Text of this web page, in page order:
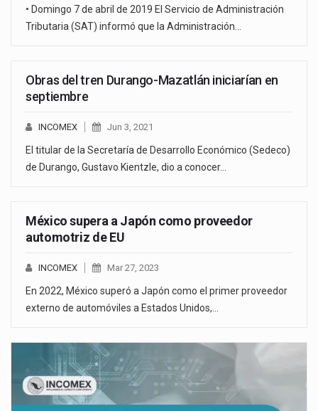
• Domingo 7 de abril de 2019 El Servicio de Administración
Tributaria (SAT) informó que la Administración…
Obras del tren Durango-Mazatlán iniciarían en
septiembre
INCOMEX Jun 3, 2021
El titular de la Secretaría de Desarrollo Económico (Sedeco)
de Durango, Gustavo Kientzle, dio a conocer…
México supera a Japón como proveedor
automotriz de EU
INCOMEX Mar 27, 2023
En 2022, México superó a Japón como el primer proveedor
externo de automóviles a Estados Unidos,…